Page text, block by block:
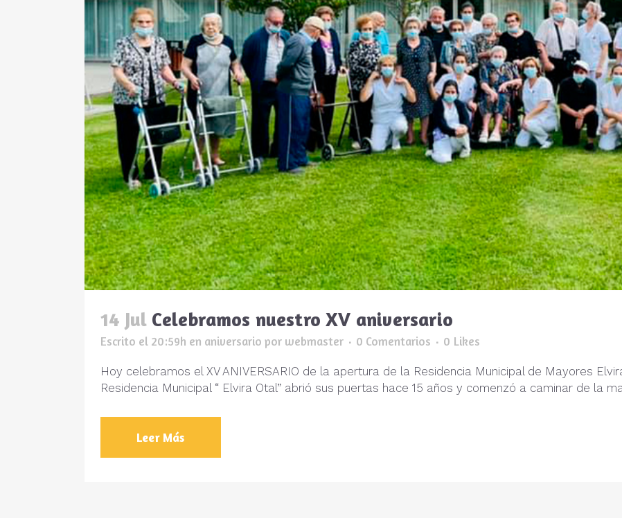
14 Jul Celebramos nuestro XV aniversario
Escrito el 20:59h en aniversario por webmaster 0 Comentarios 0 Likes
Hoy celebramos el XV ANIVERSARIO de la apertura de la Residencia Municipal de Mayores
Residencia Municipal “ Elvira Otal” abrió sus puertas hace 15 años y comenzó a caminar de la
Leer Más